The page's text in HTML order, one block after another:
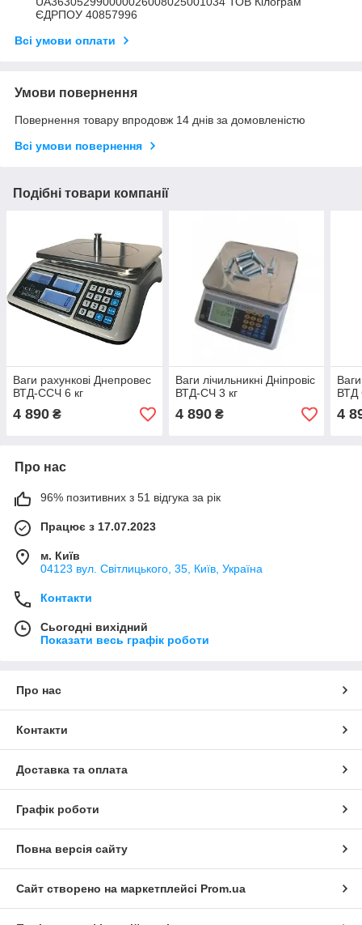
ЄДРПОУ 40857996
Всі умови оплати
Умови повернення
Повернення товару впродовж 14 днів за домовленістю
Всі умови повернення
Подібні товари компанії
Ваги рахункові Днепровес
ВТД-ССЧ 6 кг
4 890 ₴
Ваги лічильникні Дніпровіс
ВТД-СЧ 3 кг
4 890₴
ВТД
4
Про нас
96% позитивних з 51 відгука за рік
Працює з 17.07.2023
м. Київ
04123 вул. Світлицького, 35, Київ, Україна
Контакти
Сьогодні вихідний
Показати весь графік роботи
Про нас
Контакти
Доставка та оплата
Графік роботи
Повна версія сайту
Сайт створено на маркетплейсі Prom.ua